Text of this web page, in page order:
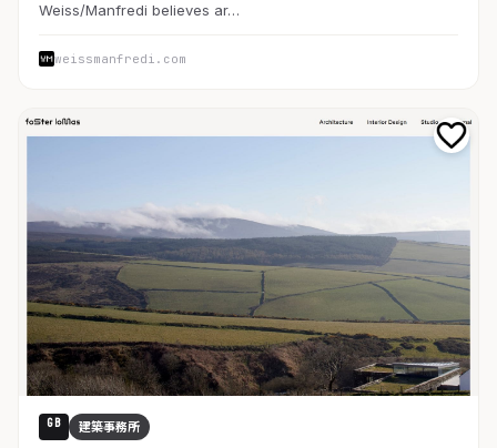
Weiss/Manfredi believes ar…
weissmanfredi.com
GB 建築事務所